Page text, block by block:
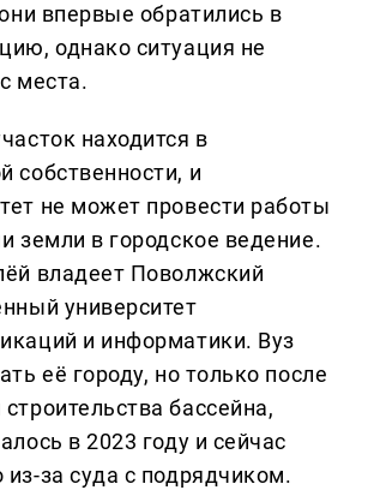
впервые обратились в
однако ситуация не
места.
находится в
собственности, и
не может провести работы
земли в городское ведение.
владеет Поволжский
университет
и информатики. Вуз
её городу, но только после
бассейна,
в 2023 году и сейчас
за суда с подрядчиком.